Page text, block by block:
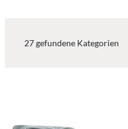
27gefundene Kategorien